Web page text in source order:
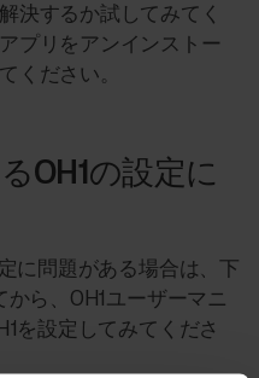
決するか試してみてく
プリをアンインストー
ください。
OH1の設定に
に問題がある場合は、下
ら、OH1ユーザーマニ
を設定してみてくださ